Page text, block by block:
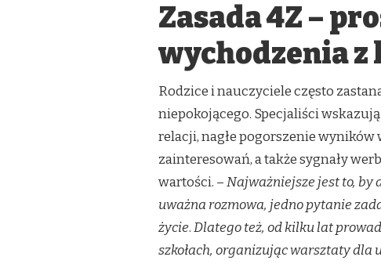
Zasada 4Z –
wychodzenia z
Rodzice i nauczyciele często
niepokojącego. Specjaliści
relacji, nagłe pogorszenie wyników
zainteresowań, a także sygnały
wartości. –Najważniejsze jest to, by
uważna rozmowa, jedno pytanie
życie.Dlatego też, od kilku lat
szkołach, organizując warsztaty dla